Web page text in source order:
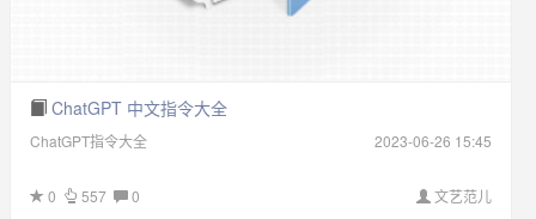
ChatGPT 中⽂指令⼤全
ChatGPT指令大全 2023-06-26 15:45
文艺范儿
0 557 0